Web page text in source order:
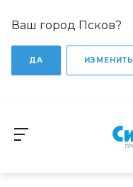
Ваш город Псков?
ДА ИЗМЕНИТЬ